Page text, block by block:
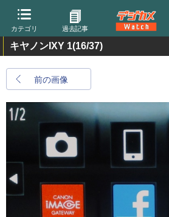
カテゴリ 過去記事
キヤノンIXY 1(16/37)
前の画像